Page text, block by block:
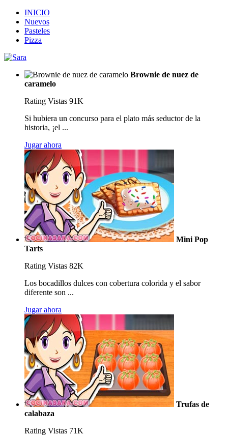
INICIO
Nuevos
Pasteles
Pizza
Brownie de nuez de
caramelo
Rating Vistas 91K
Si hubiera un concurso para el plato más seductor de la
historia, ¡el ...
Jugar ahora
Mini Pop
Tarts
Rating Vistas 82K
Los bocadillos dulces con cobertura colorida y el sabor
diferente son ...
Jugar ahora
Trufas de
calabaza
Rating Vistas 71K